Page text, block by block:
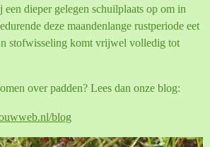
dieper gelegen schuilplaats op om in
deze maandenlange rustperiode eet
stofwisseling komt vrijwel volledig tot
over padden? Lees dan onze blog:
blog